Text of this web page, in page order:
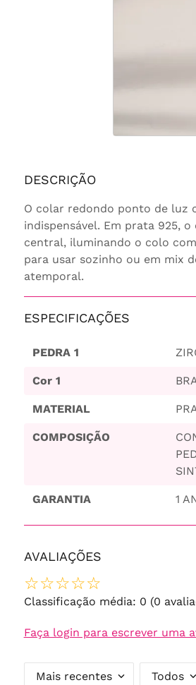
DESCRIÇÃO
O colar redondo ponto de luz
indispensável. Em prata 925,
central, iluminando o colo
para usar sozinho ou em mix
atemporal.
ESPECIFICAÇÕES
PEDRA 1
Cor 1
MATERIAL
COMPOSIÇÃO
GARANTIA 1
AVALIAÇÕES
☆☆☆☆☆
Classificação média: 0 (0
Faça login para escrever uma
Mais recentes Todos